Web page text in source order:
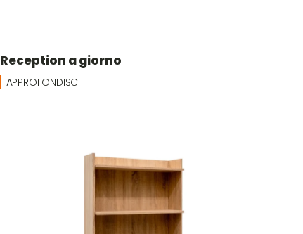
Reception a giorno
APPROFONDISCI